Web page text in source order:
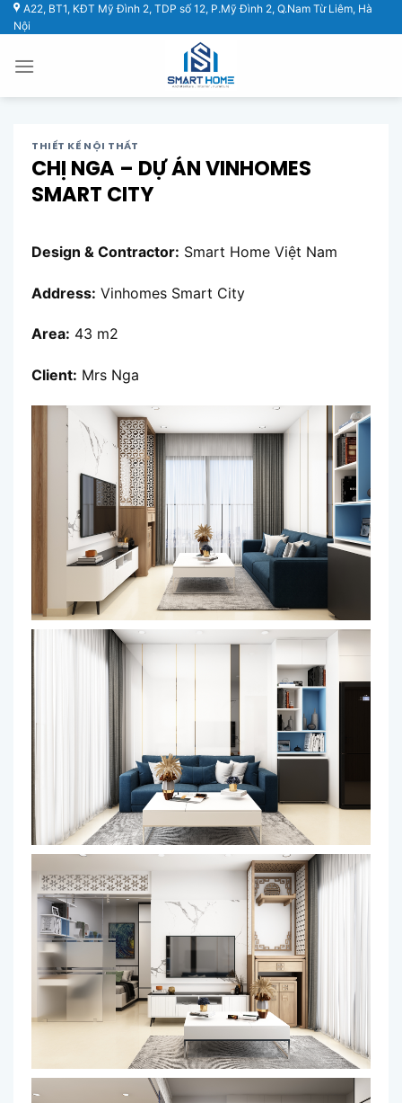
Chuyển
đến
nội
dung
A22, BT1, KĐT Mỹ Đình 2, TDP số 12, P.Mỹ Đình 2, Q.Nam Từ Liêm, Hà
Nội
THIẾT KẾ NỘI THẤT
CHỊ NGA – DỰ ÁN VINHOMES
SMART CITY
Design & Contractor: Smart Home Việt Nam
Address: Vinhomes Smart City
Area: 43 m2
Client: Mrs Nga